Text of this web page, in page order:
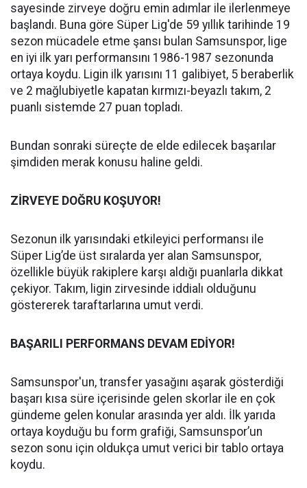
sayesinde zirveye doğru emin adımlar ile ilerlenmeye
başlandı. Buna göre Süper Lig'de 59 yıllık tarihinde 19
sezon mücadele etme şansı bulan Samsunspor, lige
en iyi ilk yarı performansını 1986-1987 sezonunda
ortaya koydu. Ligin ilk yarısını 11 galibiyet, 5 beraberlik
ve 2 mağlubiyetle kapatan kırmızı-beyazlı takım, 2
puanlı sistemde 27 puan topladı.
Bundan sonraki süreçte de elde edilecek başarılar
şimdiden merak konusu haline geldi.
ZİRVEYE DOĞRU KOŞUYOR!
Sezonun ilk yarısındaki etkileyici performansı ile
Süper Lig’de üst sıralarda yer alan Samsunspor,
özellikle büyük rakiplere karşı aldığı puanlarla dikkat
çekiyor. Takım, ligin zirvesinde iddialı olduğunu
göstererek taraftarlarına umut verdi.
BAŞARILI PERFORMANS DEVAM EDİYOR!
Samsunspor'un, transfer yasağını aşarak gösterdiği
başarı kısa süre içerisinde gelen skorlar ile en çok
gündeme gelen konular arasında yer aldı. İlk yarıda
ortaya koyduğu bu form grafiği, Samsunspor’un
sezon sonu için oldukça umut verici bir tablo ortaya
koydu.